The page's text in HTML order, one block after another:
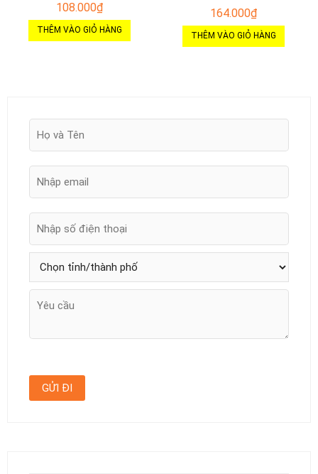
108.000₫
THÊM VÀO GIỎ HÀNG
164.000₫
THÊM VÀO GIỎ HÀNG